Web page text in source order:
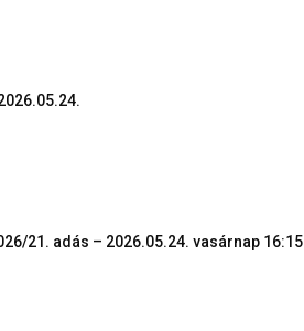
21. adás – 2026.05.24. vasárnap 16:15